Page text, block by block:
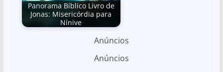
Panorama Bíblico Livro de
Jonas: Misericórdia para
Nínive
Anúncios
Anúncios